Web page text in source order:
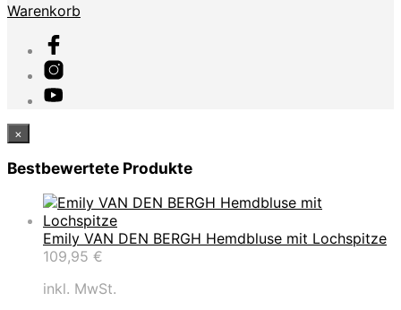
Warenkorb
×
Bestbewertete Produkte
Emily VAN DEN BERGH Hemdbluse mit Lochspitze
109,95 €
inkl. MwSt.